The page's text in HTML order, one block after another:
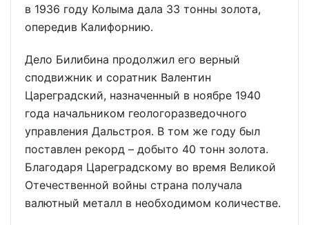
в 1936 году Колыма дала 33 тонны золота,
опередив Калифорнию.
Дело Билибина продолжил его верный
сподвижник и соратник Валентин
Цареградский, назначенный в ноябре 1940
года начальником геологоразведочного
управления Дальстроя. В том же году был
поставлен рекорд – добыто 40 тонн золота.
Благодаря Цареградскому во время Великой
Отечественной войны страна получала
валютный металл в необходимом количестве.